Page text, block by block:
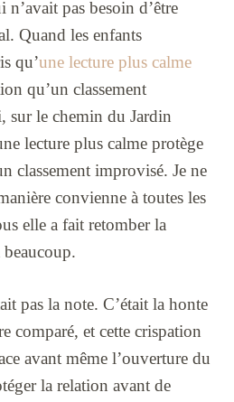
pas besoin d’être
Quand les enfants
qu’une lecture plus calme
qu’un classement
sur le chemin du Jardin
lecture plus calme protège
classement improvisé. Je ne
convienne à toutes les
elle a fait retomber la
beaucoup.
pas la note. C’était la honte
comparé, et cette crispation
avant même l’ouverture du
la relation avant de